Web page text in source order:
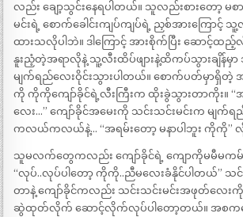
လည်း ချော့သွင်းနေရပါတယ်။ သူလည်းစားတော့ မစ
မင်းရဲ့ စောက်ခေါင်းကျပ်ကျပ်ရဲ့ ညှစ်အားကြော
ထားသလိုပါဘဲ။ ဒါကြောင့် အားစိုက်ပြီး ဆောင့်ထ
နူးညံ့တဲ့အရာလိုနဲ့ သူ့လီးထိပ်ဖျားနဲ့ထိကပ်သွားချိန်မှာ
မျက်ရည်လေးဝိုင်းသွားပါတယ်။ စောက်ပတ်မှာရှိတဲ့ အ
ကို ကိုကိုကျော်ခိုင်ရဲ့လီးကြီးက ထိုးခွဲသွားတာကိုး။ “အ
လေး…” ကျော်ခိုင်အမေးကို သင်းသင်းမင်းက မျက်ရ
ကလယ်ကလယ်နဲ့… “အရမ်းတော့ မနာပါဘူး ကိုကို”
သူမလက်တွေကလည်း ကျော်ခိုင်ရဲ့ ကျောကိုမမီမကမ်
“လုပ်..လုပ်ပါတော့ ကိုကို..ညီမလေးခံနိုင်ပါတယ်” သင်
တာနဲ့ ကျော်ခိုင်ကလည်း သင်းသင်းမင်းအဖုတ်လေး
ဆွဲထုတ်လိုက် ဆောင့်လိုက်လုပ်ပါတော့တယ်။ အစကတ